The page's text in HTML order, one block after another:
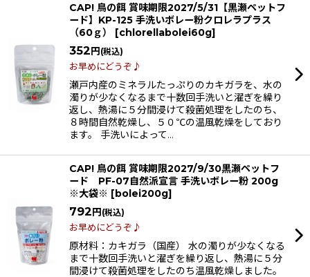
CAP! 鳥の餌 賞味期限2027/5/31【黒瀬ペットフ
ード】KP-125 手洗いボレー粉クロレラプラス
（60ｇ）
[chlorellabolei60g]
352円 (税込)
お早めにどうぞ♪
瀬戸内産のミネラルたっぷりのカキガラを、水の
濁りが少なくなるまで十数回手洗いと濯ぎを繰り
返し、熱湯に５分間浸けて殺菌処理をしたのち、
８時間自然乾燥し、５０℃の温風乾燥をしており
ます。 手洗いによって…
CAP! 鳥の餌 賞味期限2027/9/30黒瀬ペットフ
ード PF-07自然派宣言 手洗いボレー粉 200g
※大袋※ [bolei200g]
792円 (税込)
お早めにどうぞ♪
原材料：カキガラ（国産） 水の濁りが少なくなる
まで十数回手洗いと濯ぎを繰り返し、熱湯に５分
間浸けて殺菌処理をしたのち温風乾燥しました。